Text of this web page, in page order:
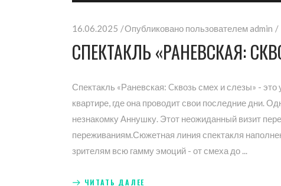
16.06.2025 Опубликовано пользователемadmin
СПЕКТАКЛЬ «РАНЕВСКАЯ:
Спектакль «Раневская: Cквозь смех и слезы» -
квартире, где она проводит свои последние дни.
незнакомку Аннушку. Этот неожиданный визит
переживаниям.Сюжетная линия спектакля
зрителям всю гамму эмоций - от смеха до
ЧИТАТЬ ДАЛЕЕ